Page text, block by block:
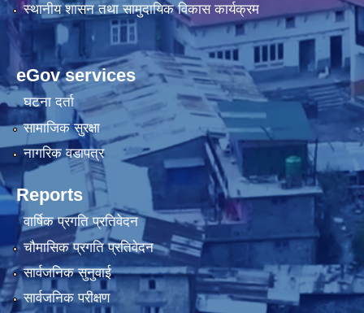
स्थानीय शासन तथा सामुदायिक विकास कार्यक्रम
eGov services
घटना दर्ता
सामाजिक सुरक्षा
नागरिक वडापत्र
Reports
वार्षिक प्रगति प्रतिवेदन
चौमासिक प्रगति प्रतिवेदन
सार्वजनिक सुनुवाई
सार्वजनिक परीक्षण